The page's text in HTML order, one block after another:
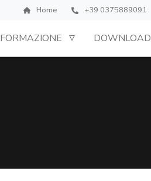
Home +39 0375889091
FORMAZIONE DOWNLOAD